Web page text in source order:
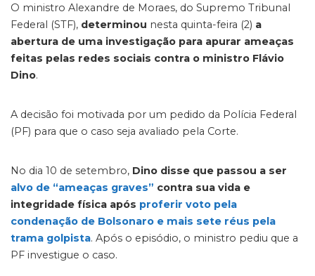
O ministro Alexandre de Moraes, do Supremo Tribunal
Federal (STF), determinou nesta quinta-feira (2) a
abertura de uma investigação para apurar ameaças
feitas pelas redes sociais contra o ministro Flávio
Dino.
A decisão foi motivada por um pedido da Polícia Federal
(PF) para que o caso seja avaliado pela Corte.
No dia 10 de setembro, Dino disse que passou a ser
alvo de “ameaças graves” contra sua vida e
integridade física após proferir voto pela
condenação de Bolsonaro e mais sete réus pela
trama golpista. Após o episódio, o ministro pediu que a
PF investigue o caso.